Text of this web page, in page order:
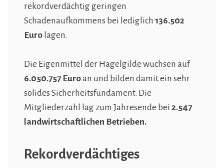
rekordverdächtig geringen
Schadenaufkommens bei lediglich 136.502
Euro lagen.
Die Eigenmittel der Hagelgilde wuchsen auf
6.050.757 Euroan und bilden damit ein sehr
solides Sicherheitsfundament. Die
Mitgliederzahl lag zum Jahresende bei 2.547
landwirtschaftlichen Betrieben.
Rekordverdächtiges